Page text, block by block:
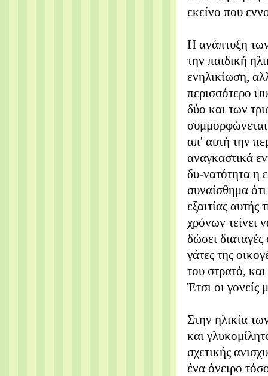
εκείνο που
Η ανάπτυξη
την παιδική
ενηλικίωση,
περισσότερο
δύο και των
απ' αυτή την
αναγκαστικά
δυ-νατότητα η
συναίσθημα
εξαιτίας αυτής
χρόνων τείνει
δώσει
γάτες της
του στρατό,
Έτσι οι γονείς
Στην ηλικία
και
σχετικής
ένα όνειρο